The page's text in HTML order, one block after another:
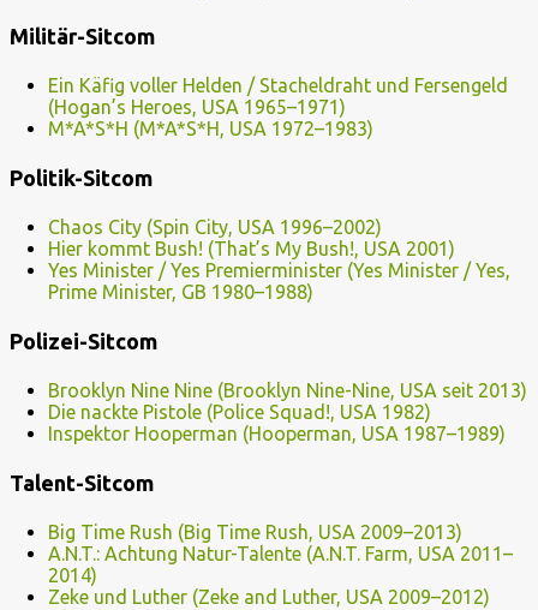
Militär-Sitcom
Ein Käfig voller Helden / Stacheldraht und Fersengeld
(Hogan’s Heroes, USA 1965–1971)
M*A*S*H (M*A*S*H, USA 1972–1983)
Politik-Sitcom
Chaos City (Spin City, USA 1996–2002)
Hier kommt Bush! (That’s My Bush!, USA 2001)
Yes Minister / Yes Premierminister (Yes Minister / Yes,
Prime Minister, GB 1980–1988)
Polizei-Sitcom
Brooklyn Nine Nine (Brooklyn Nine-Nine, USA seit 2013)
Die nackte Pistole (Police Squad!, USA 1982)
Inspektor Hooperman (Hooperman, USA 1987–1989)
Talent-Sitcom
Big Time Rush (Big Time Rush, USA 2009–2013)
A.N.T.: Achtung Natur-Talente (A.N.T. Farm, USA 2011–
2014)
Zeke und Luther (Zeke and Luther, USA 2009–2012)